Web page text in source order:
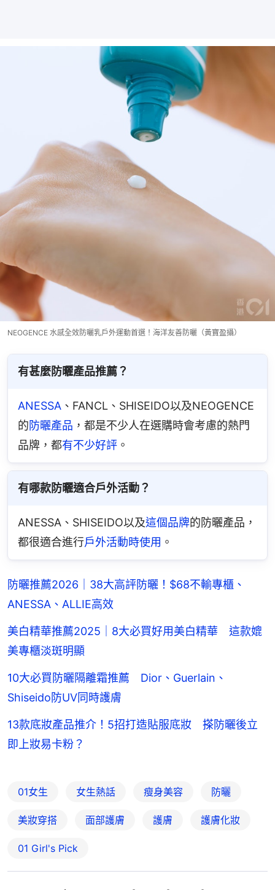
NEOGENCE 水感全效防曬乳戶外運動首選！海洋友善防曬（黃寶盈攝）
有甚麼防曬產品推薦？
ANESSA 、FANCL、SHISEIDO以及NEOGENCE
的防曬產品 ，都是不少人在選購時會考慮的熱門
品牌，都有不少好評 。
有哪款防曬適合戶外活動？
ANESSA、SHISEIDO以及這個品牌的防曬產品，
都很適合進行戶外活動時使用 。
防曬推薦2026｜38大高評防曬！$68不輸專櫃、
ANESSA、ALLIE高效
美白精華推薦2025｜8大必買好用美白精華 這款媲
美專櫃淡斑明顯
10大必買防曬隔離霜推薦 Dior、Guerlain、
Shiseido防UV同時護膚
13款底妝產品推介！5招打造貼服底妝 搽防曬後立
即上妝易卡粉？
01女生 女生熱話 瘦身美容 防曬
美妝穿搭 面部護膚 護膚 護膚化妝
01 Girl's Pick